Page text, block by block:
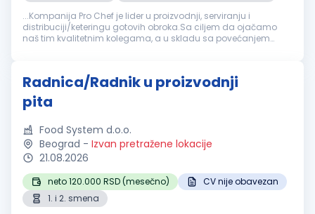
...Kompanija Pro Chef je lider u proizvodnji, serviranju i
distribuciji/keteringu gotovih obroka.Sa ciljem da ojačamo
naš tim kvalitetnim kolegama, a u skladu sa povećanjem
Radnica/Radnik u proizvodnji
pita
Food System d.o.o.
Beograd - Izvan pretražene lokacije
21.08.2026
neto 120.000 RSD (mesečno)
CV nije obavezan
1. i 2. smena